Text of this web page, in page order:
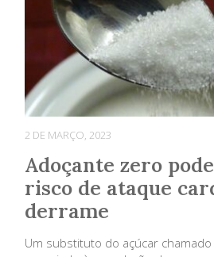
2 DE MARÇO, 2023
Adoçante zero
risco de ataque
derrame
Um substituto do açúcar